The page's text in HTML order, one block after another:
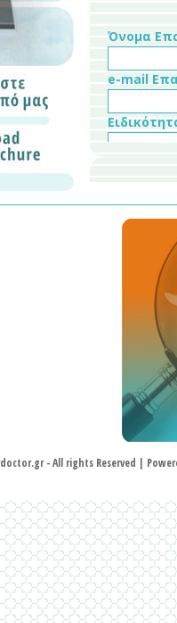
Όνομα
e-mail
- All rights Reserved |